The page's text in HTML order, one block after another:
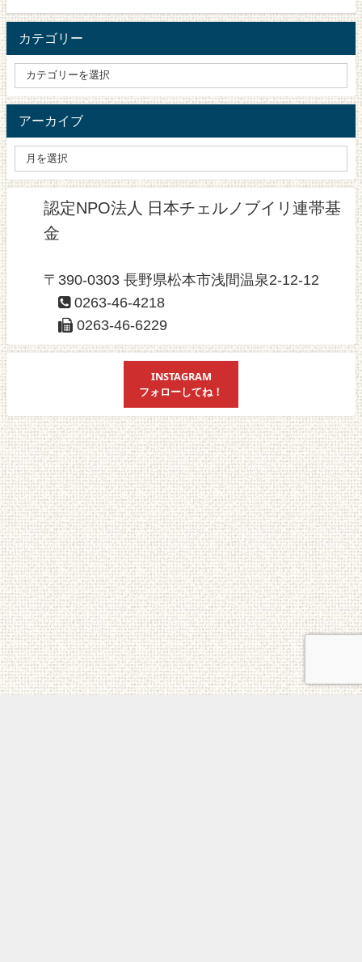
カテゴリー
アーカイブ
認定NPO法人 日本チェルノブイリ連帯基
金
〒390-0303 長野県松本市浅間温泉2-12-12
0263-46-4218
0263-46-6229
INSTAGRAM
フォローしてね！